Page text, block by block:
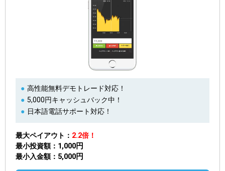
高性能無料デモトレード対応！
5,000円キャッシュバック中！
日本語電話サポート対応！
最大ペイアウト
2.2倍！
最小投資額
1,000円
最小入金額 5,000円